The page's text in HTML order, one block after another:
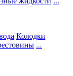
Колодки
...